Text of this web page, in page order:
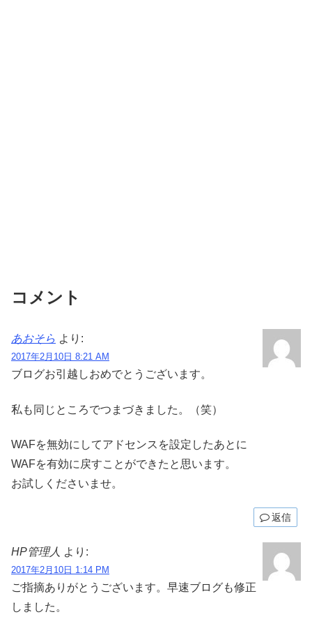
コメント
あおそら より:
2017年2月10日 8:21 AM
ブログお引越しおめでとうございます。
私も同じところでつまづきました。（笑）
WAFを無効にしてアドセンスを設定したあとに
WAFを有効に戻すことができたと思います。
お試しくださいませ。
返信
HP管理人 より:
2017年2月10日 1:14 PM
ご指摘ありがとうございます。早速ブログも修正
しました。